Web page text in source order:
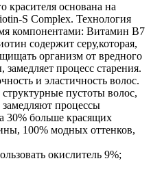
красителя основана на
S Complex. Технология
компонентами: Витамин В7
содержит серу,которая,
организм от вредного
процесс старения.
и эластичность волос.
пустоты волос,
процессы
30% больше красящих
100% модных оттенков,
окислитель 9%;